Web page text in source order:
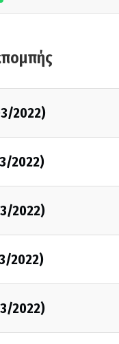
2022)
2022)
2022)
2022)
2022)